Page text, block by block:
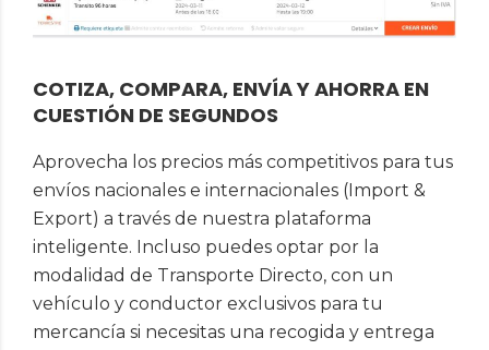
COTIZA, COMPARA, ENVÍA Y AHORRA EN
CUESTIÓN DE SEGUNDOS
Aprovecha los precios más competitivos para tus
envíos nacionales e internacionales (Import &
Export) a través de nuestra plataforma
inteligente. Incluso puedes optar por la
modalidad de Transporte Directo, con un
vehículo y conductor exclusivos para tu
mercancía si necesitas una recogida y entrega